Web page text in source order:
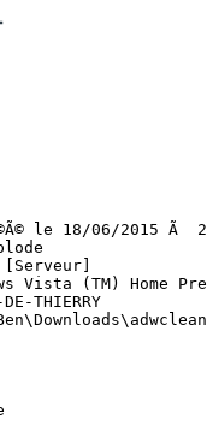
le 18/06/2015 Ã
Vista (TM) Home
THIERRY